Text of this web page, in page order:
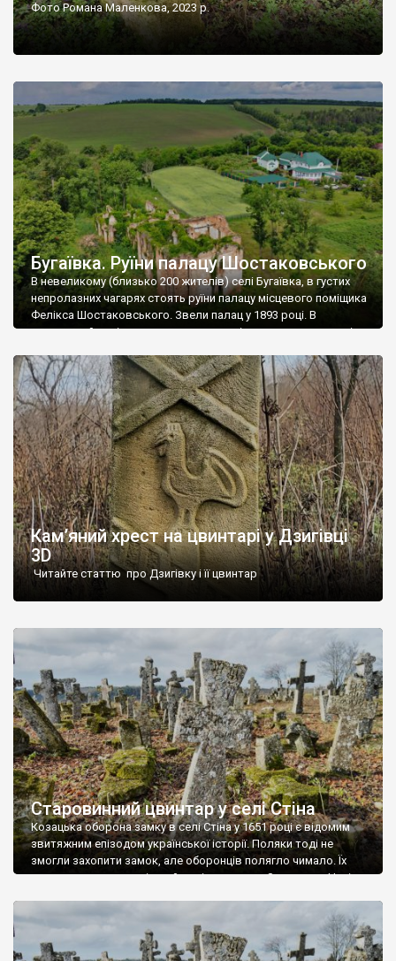
Фото Романа Маленкова, 2023 р.
Бугаївка. Руїни палацу Шостаковського
В невеликому (близько 200 жителів) селі Бугаївка, в густих
непролазних чагарях стоять руїни палацу місцевого поміщика
Фелікса Шостаковського. Звели палац у 1893 році. В
радянський період у ньому спочатку містилася школа, потім
століття тут розмістили туберкульозну лікарню. Коли із
палацу виїхала лікарня – ми точно не […]
Кам’яний хрест на цвинтарі у Дзигівці
3D
Читайте статтю про Дзигівку і її цвинтар
Старовинний цвинтар у селі Стіна
Козацька оборона замку в селі Стіна у 1651 році є відомим
звитяжним епізодом української історії. Поляки тоді не
змогли захопити замок, але оборонців полягло чимало. Їх
поховали на цвинтарі, який тоді називався Замковим. Нині на
ньому чимало хрестів 19 століття, є такі, де епітафії стер […]